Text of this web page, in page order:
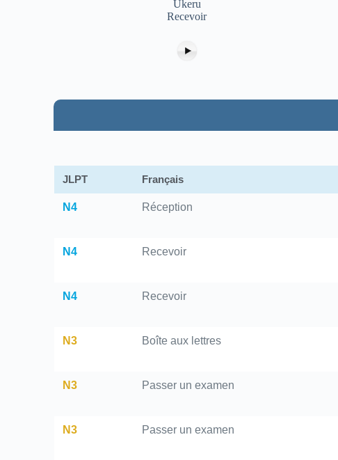
Ukeru
Recevoir
JLPT Français
N4 Réception
N4 Recevoir
N4 Recevoir
N3 Boîte aux lettres
N3 Passer un examen
N3 Passer un examen